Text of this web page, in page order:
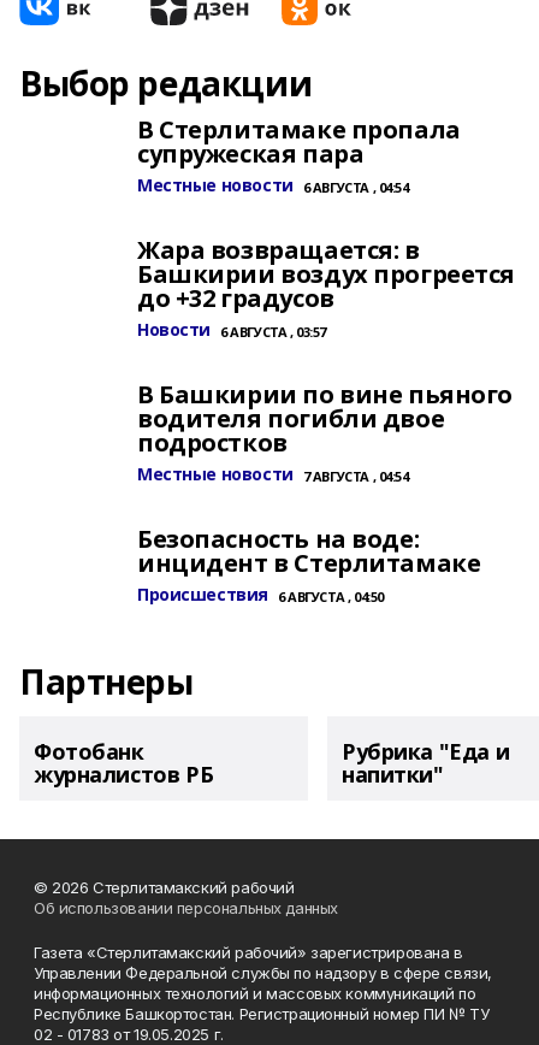
Выбор редакции
В Стерлитамаке пропала
супружеская пара
Местные новости 6 АВГУСТА , 04:54
Жара возвращается: в
Башкирии воздух прогреется
до +32 градусов
Новости 6 АВГУСТА , 03:57
В Башкирии по вине пьяного
водителя погибли двое
подростков
Местные новости 7 АВГУСТА , 04:54
Безопасность на воде:
инцидент в Стерлитамаке
Происшествия 6 АВГУСТА , 04:50
Партнеры
Фотобанк
журналистов РБ
Рубрика "Еда и
напитки"
© 2026 Стерлитамакский рабочий
Об использовании персональных данных
Газета «Стерлитамакский рабочий» зарегистрирована в
Управлении Федеральной службы по надзору в сфере связи,
информационных технологий и массовых коммуникаций по
Республике Башкортостан. Регистрационный номер ПИ № ТУ
02 - 01783 от 19.05.2025 г.